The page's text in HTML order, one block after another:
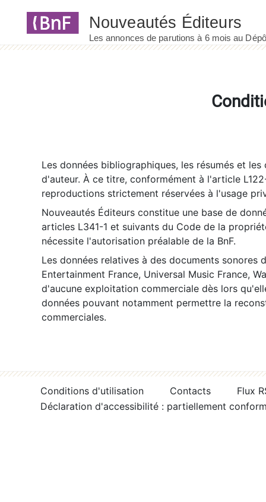
Les données bibliographiques, les résumés et
d'auteur. À ce titre, conformément à l'article
reproductions strictement réservées à l'usage
Nouveautés Éditeurs constitue une base de
articles L341-1 et suivants du Code de la
nécessite l'autorisation préalable de la BnF.
Les données relatives à des documents sonores
Entertainment France, Universal Music France,
d'aucune exploitation commerciale dès lors
données pouvant notamment permettre la
commerciales.
Conditions d'utilisation Contacts
Flux
Déclaration d'accessibilité : partiellement